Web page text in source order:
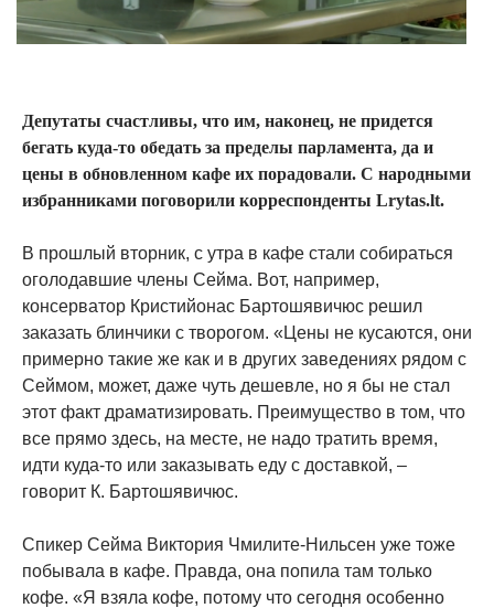
Депутаты счастливы, что им, наконец, не придется
бегать куда-то обедать за пределы парламента, да и
цены в обновленном кафе их порадовали. С народными
избранниками поговорили корреспонденты Lrytas.lt.
В прошлый вторник, с утра в кафе стали собираться
оголодавшие члены Сейма. Вот, например,
консерватор Кристийонас Бартошявичюс решил
заказать блинчики с творогом. «Цены не кусаются, они
примерно такие же как и в других заведениях рядом с
Сеймом, может, даже чуть дешевле, но я бы не стал
этот факт драматизировать. Преимущество в том, что
все прямо здесь, на месте, не надо тратить время,
идти куда-то или заказывать еду с доставкой, –
говорит К. Бартошявичюс.
Спикер Сейма Виктория Чмилите-Нильсен уже тоже
побывала в кафе. Правда, она попила там только
кофе. «Я взяла кофе, потому что сегодня особенно